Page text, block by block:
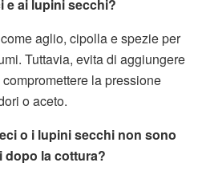
e ai lupini secchi?
aglio, cipolla e spezie per
Tuttavia, evita di aggiungere
la pressione
o aceto.
o i lupini secchi non sono
la cottura?